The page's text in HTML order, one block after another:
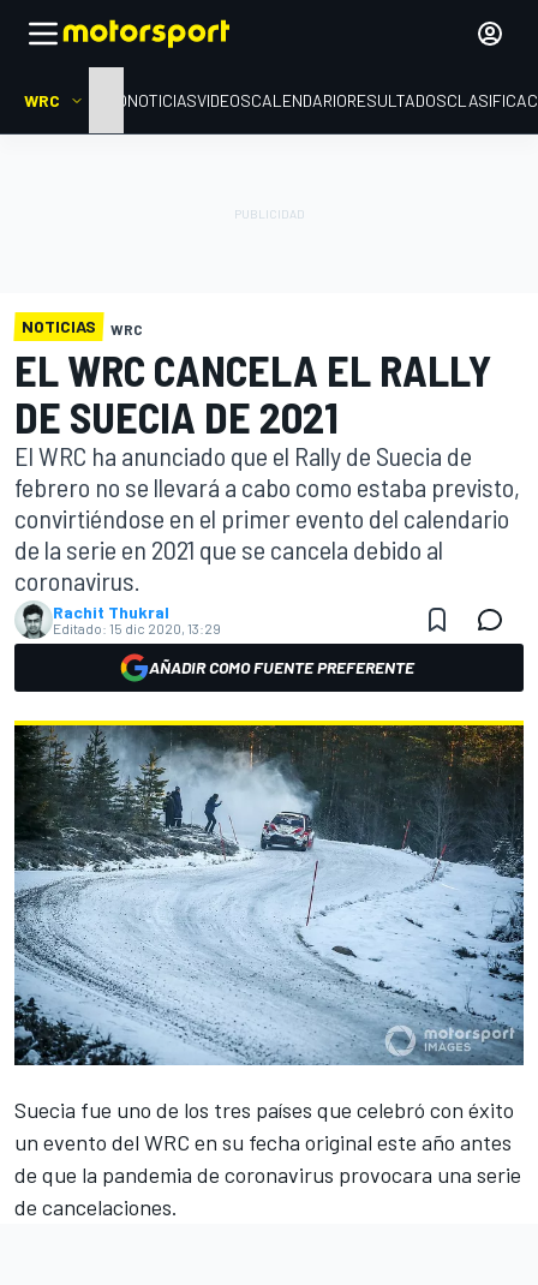
WRC INICIONOTICIASVIDEOSCALENDARIORESULTADOS
NOTICIAS WRC
EL WRC CANCELA EL RALLY
DE SUECIA DE 2021
El WRC ha anunciado que el Rally de Suecia de
febrero no se llevará a cabo como estaba previsto,
convirtiéndose en el primer evento del calendario
de la serie en 2021 que se cancela debido al
coronavirus.
Rachit Thukral
Editado: 15 dic 2020, 13:29
AÑADIR COMO FUENTE PREFERENTE
Suecia fue uno de los tres países que celebró con éxito
un evento del WRC en su fecha original este año antes
de que la pandemia de coronavirus provocara una serie
de cancelaciones.